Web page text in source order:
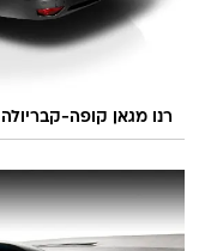
רנו מגאן קופה-קבריולה